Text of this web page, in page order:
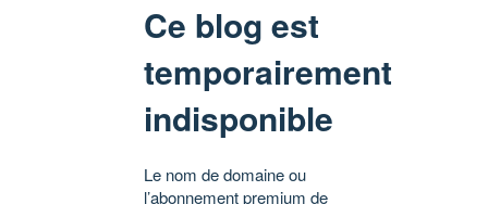
Ce blog est
temporairement
indisponible
Le nom de domaine ou
l’abonnement premium de